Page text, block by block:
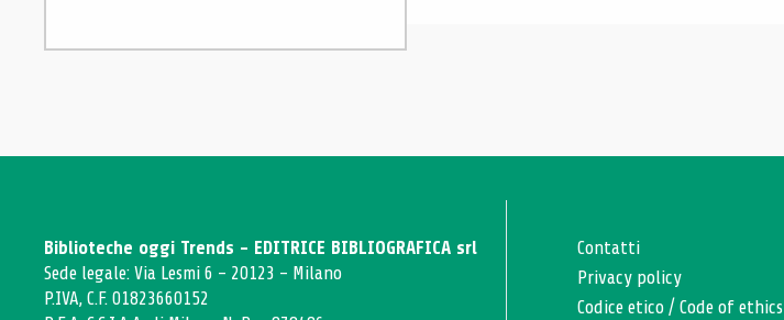
Biblioteche oggi Trends - EDITRICE BIBLIOGRAFICA srl
Sede legale: Via Lesmi 6 - 20123 - Milano
P.IVA, C.F. 01823660152
Contatti
Privacy policy
Codice etico /Code of ethics